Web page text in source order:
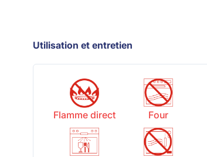
Utilisation et entretien
Flamme direct Four